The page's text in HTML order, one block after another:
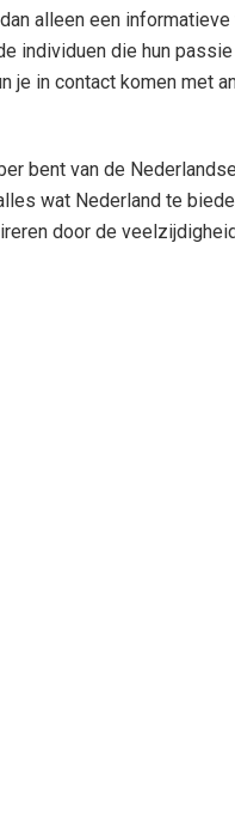
alleen een
individuen die hun
je in contact komen met
bent van de
wat Nederland te
door de